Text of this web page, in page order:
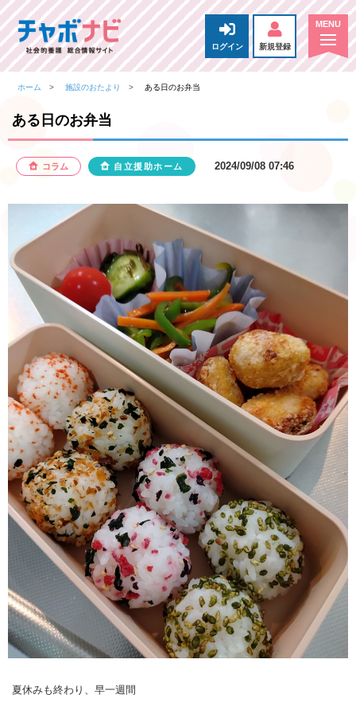
ログイン 新規登録
ホーム 施設のおたより ある日のお弁当
ある日のお弁当
コラム 自立援助ホーム 2024/09/08 07:46
夏休みも終わり、早一週間